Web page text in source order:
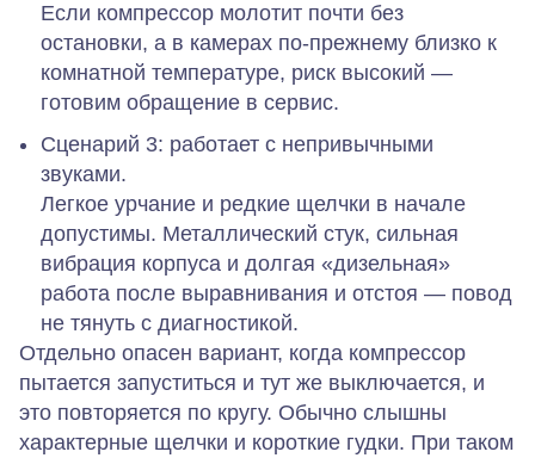
Если компрессор молотит почти без
остановки, а в камерах по‑прежнему близко к
комнатной температуре, риск высокий —
готовим обращение в сервис.
Сценарий 3: работает с непривычными
звуками.
Легкое урчание и редкие щелчки в начале
допустимы. Металлический стук, сильная
вибрация корпуса и долгая «дизельная»
работа после выравнивания и отстоя — повод
не тянуть с диагностикой.
Отдельно опасен вариант, когда компрессор
пытается запуститься и тут же выключается, и
это повторяется по кругу. Обычно слышны
характерные щелчки и короткие гудки. При таком